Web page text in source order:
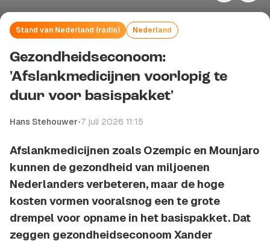
Stand van Nederland (radio) Nederland
Gezondheidseconoom:
'Afslankmedicijnen voorlopig te
duur voor basispakket'
Hans Stehouwer•7 juli 2026 11:15
Afslankmedicijnen zoals Ozempic en Mounjaro
kunnen de gezondheid van miljoenen
Nederlanders verbeteren, maar de hoge
kosten vormen vooralsnog een te grote
drempel voor opname in het basispakket. Dat
zeggen gezondheidseconoom Xander